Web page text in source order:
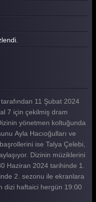
11 Şubat 2024
7 için çekilmiş dram
yönetmen koltuğunda
Ayla Hacıoğulları ve
ise Talya Çelebi,
Dizinin müziklerini
Haziran 2024 tarihinde 1.
2. sezonu ile ekranlara
dizi haftaici hergün 19:00